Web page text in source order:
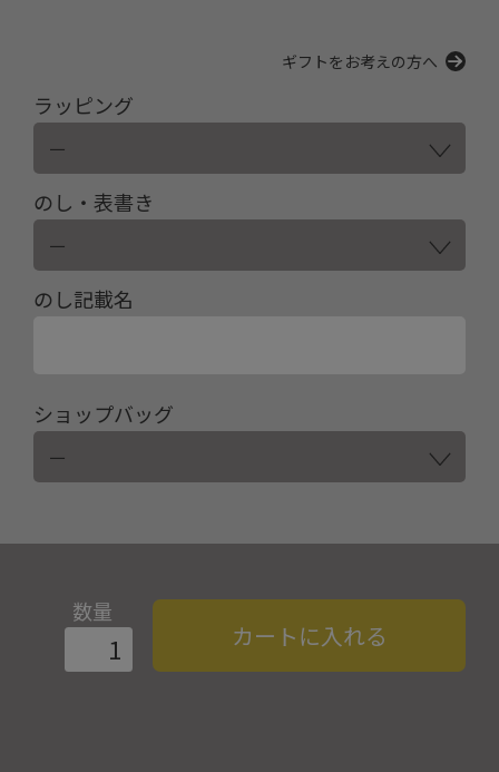
ギフトをお考えの方へ
ラッピング
のし・表書き
のし記載名
ショップバッグ
数量
カートに入れる